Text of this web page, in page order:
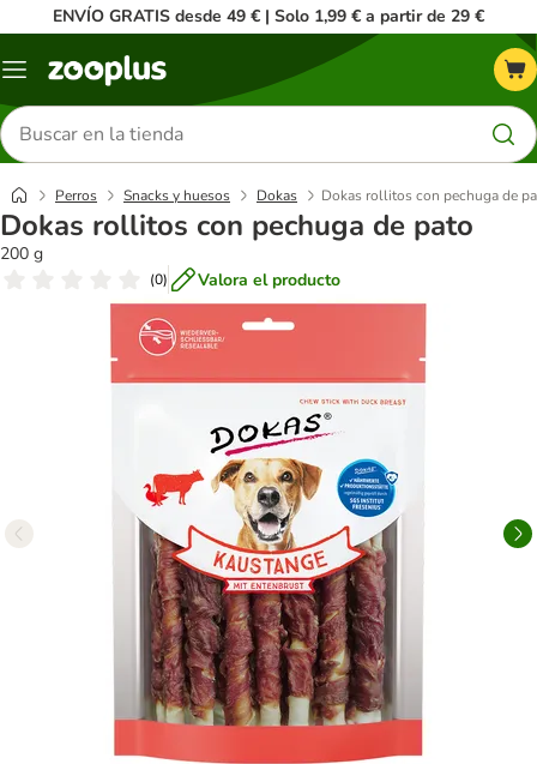
ENVÍO GRATIS desde 49 € | Solo 1,99 € a partir de 29 €
Menú
Buscar
productos
Perros Snacks y huesos Dokas Dokas rollitos con pechuga de
Dokas rollitos con pechuga de pato
200 g
(0) Valora el producto